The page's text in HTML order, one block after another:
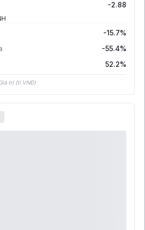
-2.88
-15.7%
-55.4%
52.2%
trị (tỉ VNĐ)